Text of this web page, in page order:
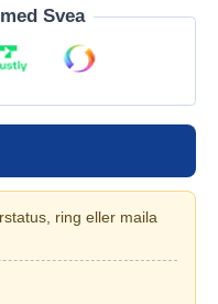
Svea
ring eller maila